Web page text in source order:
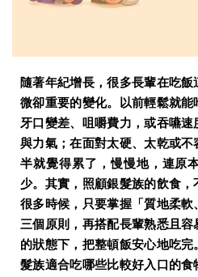
隨著年紀增長，很多長輩在吃
微卻重要的變化。以前輕鬆就
牙口變差、咀嚼費力，或吞嚥
與力氣；在面對太硬、太乾或
半就覺得累了，慢慢地，連原
少。其實，照顧銀髮族的飲食，
很多時候，只要掌握「質地柔
三個原則，再搭配長輩熟悉且容
的狀態下，把整頓飯安心地吃完。
髮族適合吃哪些比較好入口的